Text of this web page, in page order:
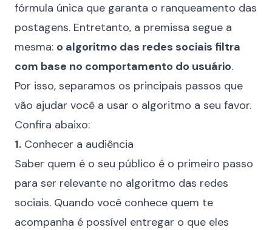
fórmula única que garanta o ranqueamento das
postagens. Entretanto, a premissa segue a
mesma: o algoritmo das redes sociais filtra
com base no comportamento do usuário.
Por isso, separamos os principais passos que
vão ajudar você a usar o algoritmo a seu favor.
Confira abaixo:
1. Conhecer a audiência
Saber quem é o seu público é o primeiro passo
para ser relevante no algoritmo das redes
sociais. Quando você conhece quem te
acompanha é possível entregar o que eles